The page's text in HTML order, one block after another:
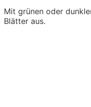
Mit grünen oder
Blätter aus.